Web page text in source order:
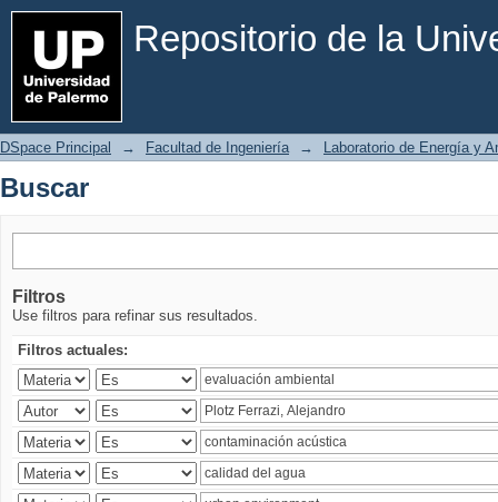
Repositorio de la
Buscar
DSpace Principal → Facultad de Ingeniería → Laboratorio de Energía y
Buscar
Filtros
Use filtros para refinar sus resultados.
Filtros actuales: